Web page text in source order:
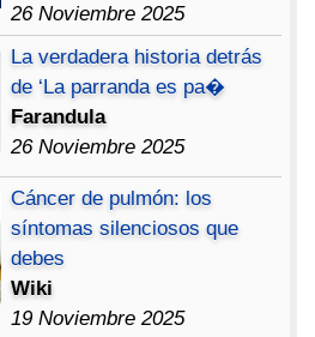
26 Noviembre 2025
La verdadera historia detrás
de ‘La parranda es pa�
Farandula
26 Noviembre 2025
Cáncer de pulmón: los
síntomas silenciosos que
debes
Wiki
19 Noviembre 2025